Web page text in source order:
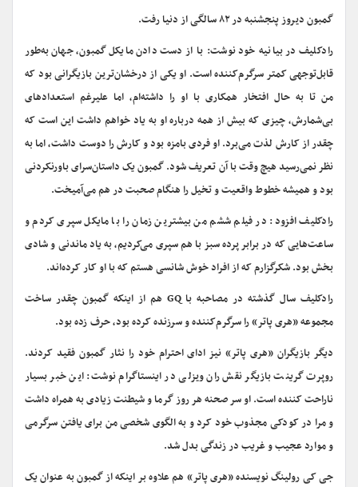
گمبون دیروز پنجشنبه در ۸۲ سالگی از دنیا رفت.
رادکلیف در بیانیه خود نوشت: با از دست دادن مایکل گمبون، جهان به‌طور
قابل‌توجهی کمتر سرگرم‌کننده است. او یکی از درخشان‌ترین بازیگرانی بود که
من تا به حال افتخار همکاری با او را داشته‌ام، اما علیرغم استعدادهای
بی‌شمارش، چیزی که بیش از همه درباره او به یاد خواهم داشت این است که
چقدر از کارش لذت می‌برد. او فردی بامزه بود و کارش را دوست داشت، اما به
نظر نمی‌رسید هیچ وقت با آن تعریف شود. گمبون یک داستان‌سرای باورنکردنی
بود و همیشه خطوط واقعیت و تخیل را هنگام صحبت در هم می‌آمیخت.
رادکلیف افزود: در فیلم ششم من بیشترین زمان را با مایکل سپری کردم و
ساعت‌هایی که در برابر پرده سبز با هم سپری می‌کردیم، به یاد ماندنی و شادی
بخش بود. شکرگزارم که از افراد خوش شانسی هستم که با او کار کرده‌اند.
رادکلیف سال گذشته در مصاحبه با GQ هم از اینکه گمبون چقدر ساخت
مجموعه «هری پاتر» را سرگرم‌کننده و سرزنده کرده بود، حرف زده بود.
دیگر بازیگران «هری پاتر» نیز ادای احترام خود را نثار گمبون فقید کردند.
روپرت گرینت بازیگر نقش ران ویزلی در اینستاگرام نوشت: این خبر بسیار
ناراحت کننده است. او سر صحنه هر روز گرما و شیطنت زیادی به همراه داشت
و مرا در کودکی مجذوب خود کرد و به الگوی شخصی من برای یافتن سرگرمی
و موارد عجیب و غریب در زندگی بدل شد.
جی کی رولینگ نویسنده «هری پاتر» هم علاوه بر اینکه از گمبون به عنوان یک